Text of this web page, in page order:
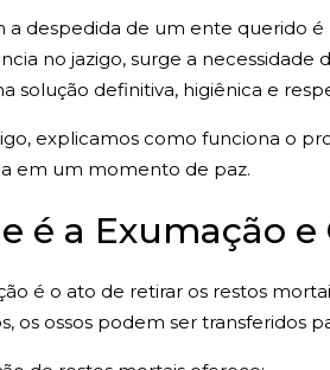
a despedida de um ente querido
no jazigo, surge a necessidade
solução definitiva, higiênica e
explicamos como funciona o
em um momento de paz.
é a Exumação
é o ato de retirar os restos
os ossos podem ser transferidos